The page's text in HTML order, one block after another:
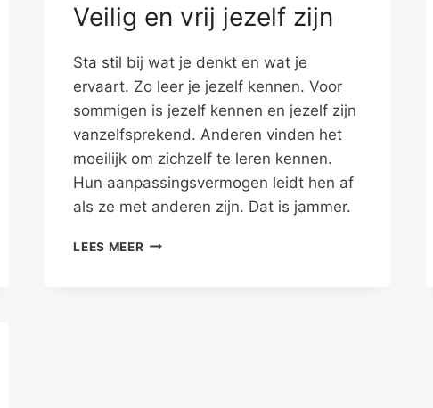
Veilig en vrij jezelf zijn
Sta stil bij wat je denkt en wat je
ervaart. Zo leer je jezelf kennen. Voor
sommigen is jezelf kennen en jezelf zijn
vanzelfsprekend. Anderen vinden het
moeilijk om zichzelf te leren kennen.
Hun aanpassingsvermogen leidt hen af
als ze met anderen zijn. Dat is jammer.
LEES MEERVEILIG